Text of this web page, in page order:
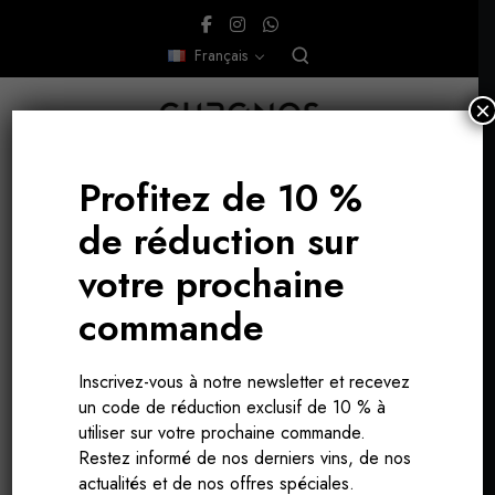
Français
packaging
Profitez de 10 %
de réduction sur
votre prochaine
commande
Inscrivez-vous à notre newsletter et recevez
un code de réduction exclusif de 10 % à
utiliser sur votre prochaine commande.
Restez informé de nos derniers vins, de nos
actualités et de nos offres spéciales.
×